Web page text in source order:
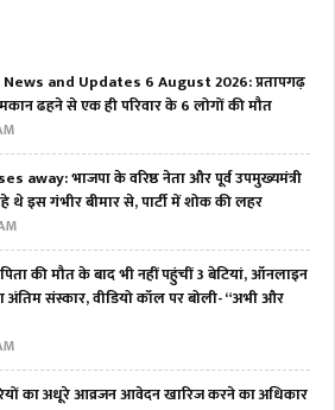
and Updates 6 August 2026: प्रतापगढ़
ढहने से एक ही परिवार के 6 लोगों की मौत
भाजपा के वरिष्ठ नेता और पूर्व उपमुख्यमंत्री
इस गंभीर बीमार से, पार्टी में शोक की लहर
की मौत के बाद भी नहीं पहुंचीं 3 बेटियां, ऑनलाइन
संस्कार, वीडियो कॉल पर बोली- “अभी और
का अधूरे आव्रजन आवेदन खारिज करने का अधिकार